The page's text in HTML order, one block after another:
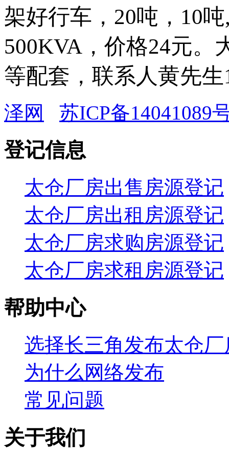
架好行车，20吨，10
500KVA，价格24元。
等配套，联系人黄先生
泽网 苏ICP备14041089
登记信息
太仓厂房出售房源登记
太仓厂房出租房源登记
太仓厂房求购房源登记
太仓厂房求租房源登记
帮助中心
选择长三角发布太仓
为什么网络发布
常见问题
关于我们